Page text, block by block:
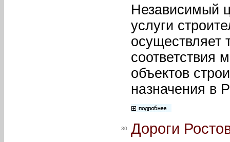
Независимый
услуги
осуществляет
соответствия
объектов
назначения в
30. Дороги